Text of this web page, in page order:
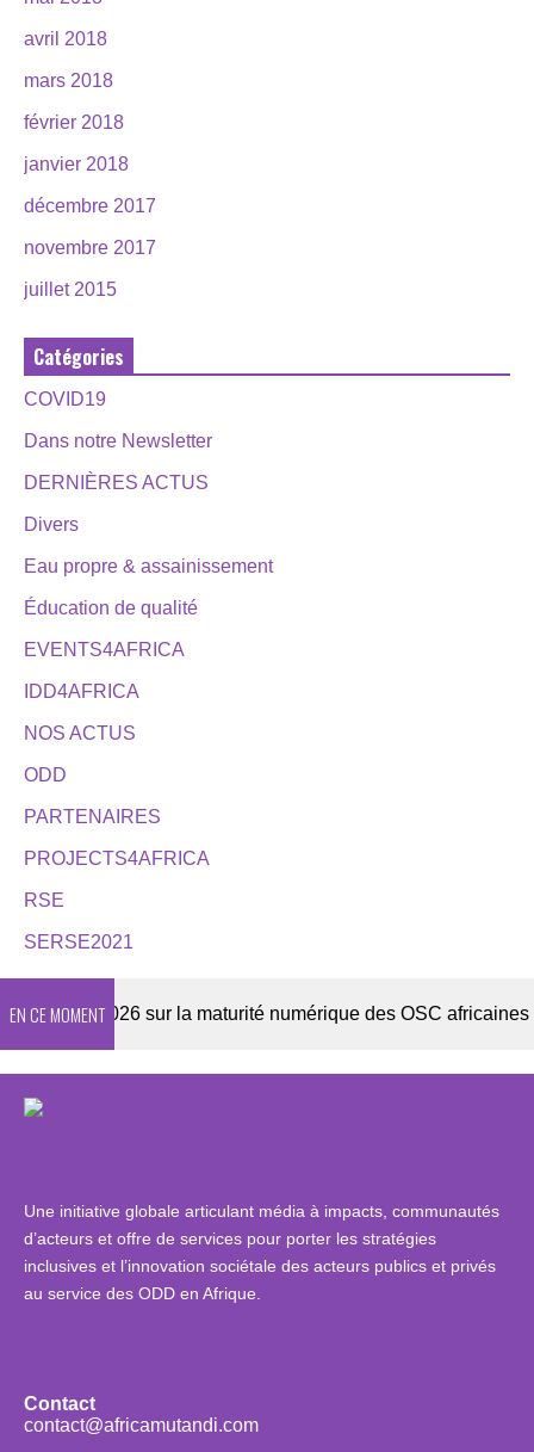
avril 2018
mars 2018
février 2018
janvier 2018
décembre 2017
novembre 2017
juillet 2015
Catégories
COVID19
Dans notre Newsletter
DERNIÈRES ACTUS
Divers
Eau propre & assainissement
Éducation de qualité
EVENTS4AFRICA
IDD4AFRICA
NOS ACTUS
ODD
PARTENAIRES
PROJECTS4AFRICA
RSE
SERSE2021
EN CE MOMENT2026 sur la maturité numérique des OSC africaines
Une initiative globale articulant média à impacts, communautés
d’acteurs et offre de services pour porter les stratégies
inclusives et l’innovation sociétale des acteurs publics et privés
au service des ODD en Afrique.
Contact
contact@africamutandi.com